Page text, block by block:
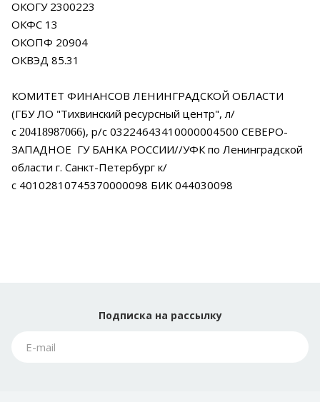
ОКОГУ 2300223
ОКФС 13
ОКОПФ 20904
ОКВЭД 85.31
КОМИТЕТ ФИНАНСОВ ЛЕНИНГРАДСКОЙ ОБЛАСТИ
(ГБУ ЛО "Тихвинский ресурсный центр", л/
с 20418987066), р/с 03224643410000004500 СЕВЕРО-
ЗАПАДНОЕ ГУ БАНКА РОССИИ//УФК по Ленинградской
области г. Санкт-Петербург к/
с 40102810745370000098 БИК 044030098
Подписка на рассылку